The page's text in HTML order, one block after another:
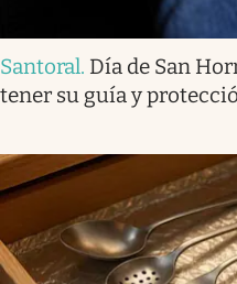
Santoral. Día de San
tener su guía y